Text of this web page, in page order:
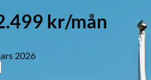
kr/mån
2026